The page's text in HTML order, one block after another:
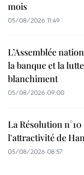
mois
05/08/2026 11:49
L’Assemblée
la banque et la
blanchiment
05/08/2026 09:00
La Résolution
l'attractivité de
05/08/2026 08:57